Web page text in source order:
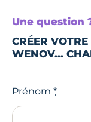
Une question
CRÉER
WENOV...
Prénom *